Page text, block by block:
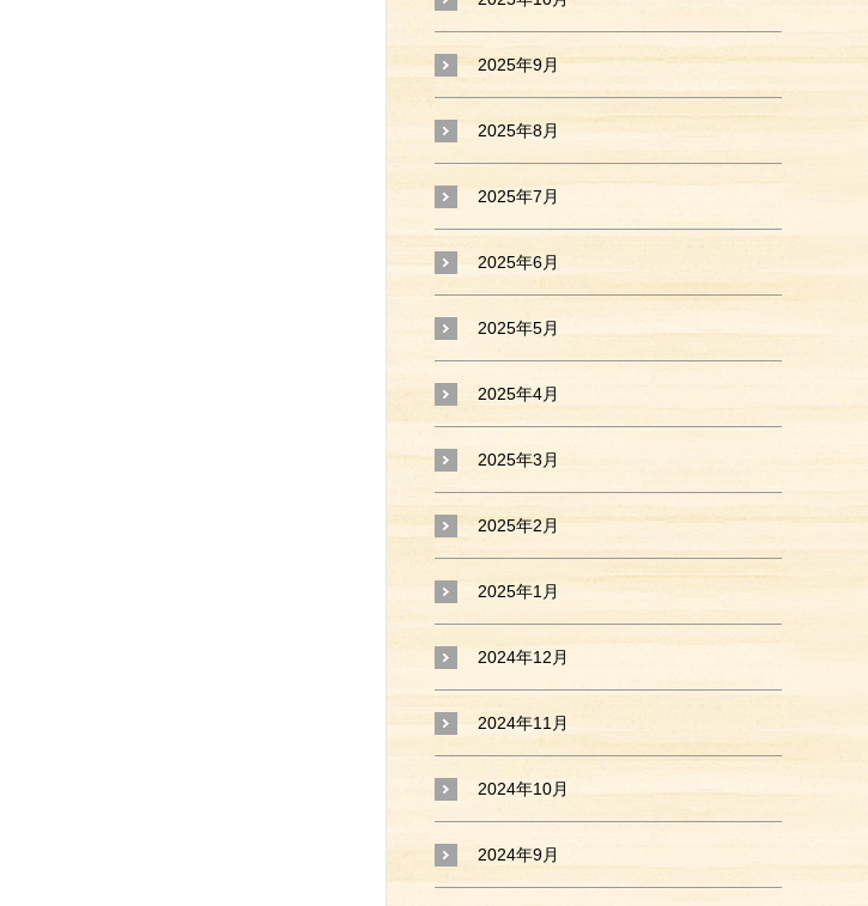
2025年9月
2025年8月
2025年7月
2025年6月
2025年5月
2025年4月
2025年3月
2025年2月
2025年1月
2024年12月
2024年11月
2024年10月
2024年9月